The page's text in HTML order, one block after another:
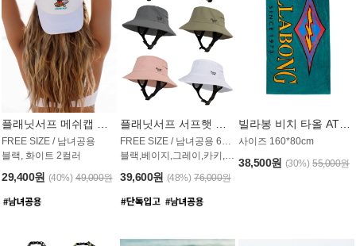
FREE SIZE / 남녀공용
블랙, 화이트 2컬러
29,400원 (40%) 49,000원
블랙,베이지,그레이,카키,핑크,화이트
39,600원 (48%) 76,000원
사이즈 160*80cm
38,500원 (30%) 55,000원